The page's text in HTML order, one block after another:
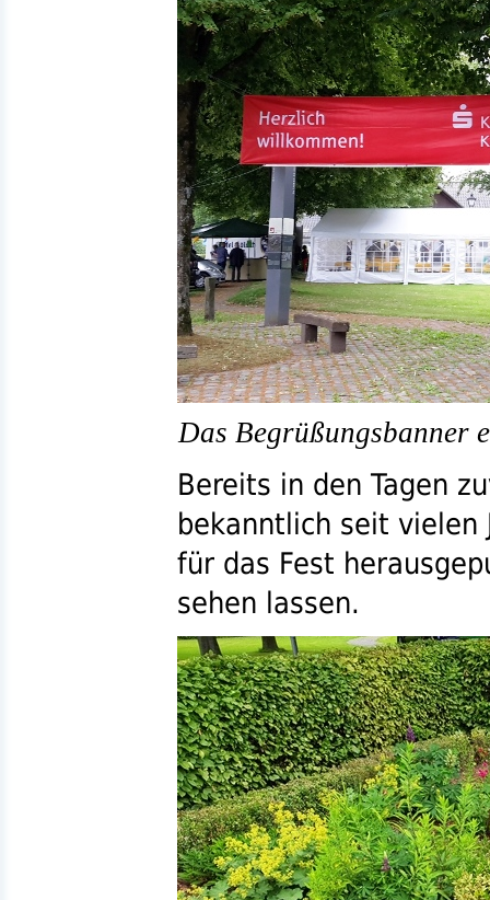
Das Begrüßungsbanner
Bereits in den Tagen
bekanntlich seit vielen
für das Fest
sehen lassen.